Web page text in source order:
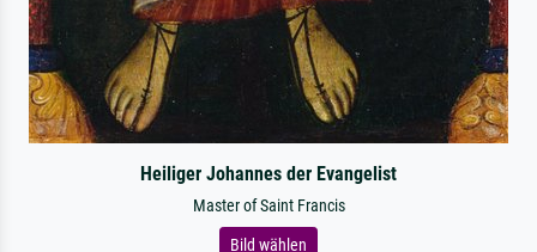
Heiliger Johannes der Evangelist
Master of Saint Francis
Bild wählen